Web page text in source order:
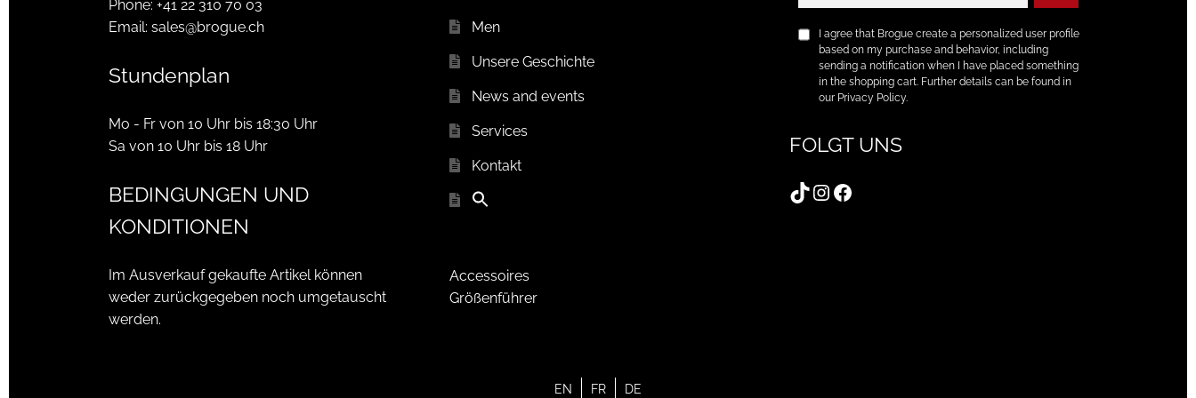
Phone: +41 22 310 70 03
Email: sales@brogue.ch
Stundenplan
Mo - Fr von 10 Uhr bis 18:30 Uhr
Sa von 10 Uhr bis 18 Uhr
BEDINGUNGEN UND
KONDITIONEN
Im Ausverkauf gekaufte Artikel können
weder zurückgegeben noch umgetauscht
werden.
Men
Unsere Geschichte
News and events
Services
Kontakt
Accessoires
Größenführer
I agree that Brogue create a personalized user profile
based on my purchase and behavior, including
sending a notification when I have placed something
in the shopping cart. Further details can be found in
our Privacy Policy.
FOLGT UNS
TikTok
Instagram
Facebook
EN FR DE